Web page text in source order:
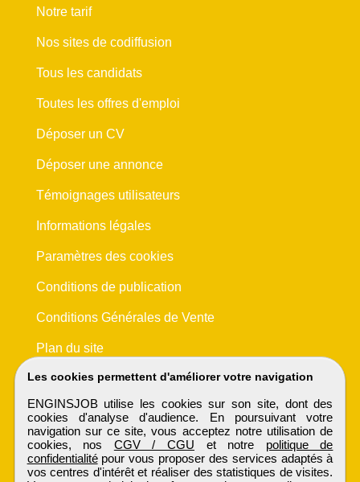
Les cookies permettent d'améliorer votre navigation
ENGINSJOB utilise les cookies sur son site, dont des
cookies d'analyse d'audience. En poursuivant votre
navigation sur ce site, vous acceptez notre utilisation de
cookies, nos CGV / CGU et notre politique de
confidentialitépour vous proposer des services adaptés à
vos centres d'intérêt et réaliser des statistiques de visites.
Notre tarif
Nos sites de codiffusion
Tous les candidats
Toutes les offres d'emploi
Déposer un CV
Déposer une annonce
Témoignages utilisateurs
Informations légales
Paramètres des cookies
Conditions de publication
Conditions Générales de Vente
Plan du site